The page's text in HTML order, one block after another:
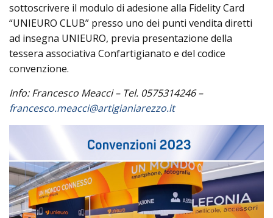
sottoscrivere il modulo di adesione alla Fidelity Card
“UNIEURO CLUB” presso uno dei punti vendita diretti
ad insegna UNIEURO, previa presentazione della
tessera associativa Confartigianato e del codice
convenzione.
Info: Francesco Meacci – Tel. 0575314246 –
francesco.meacci@artigianiarezzo.it